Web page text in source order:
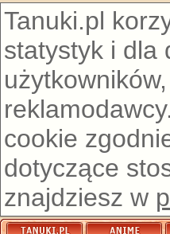
Tanuki.pl
statystyk i dla
cookie
dotyczące
znajdziesz w